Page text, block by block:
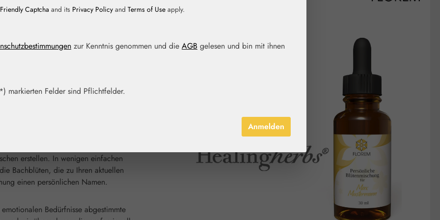
Herbs®
Mit unserem Blütenmixer können
erstellen. In wenigen einfachen
Bachblüten, die zu Ihren aktuellen
einen persönlichen Namen.
Bedürfnisse abgestimmte
Friendly Captcha and its Privacy Policy and Terms of Use apply.
zur Kenntnis genommen und die AGB gelesen und bin mit ihnen
markierten Felder sind Pflichtfelder.
Anmelden